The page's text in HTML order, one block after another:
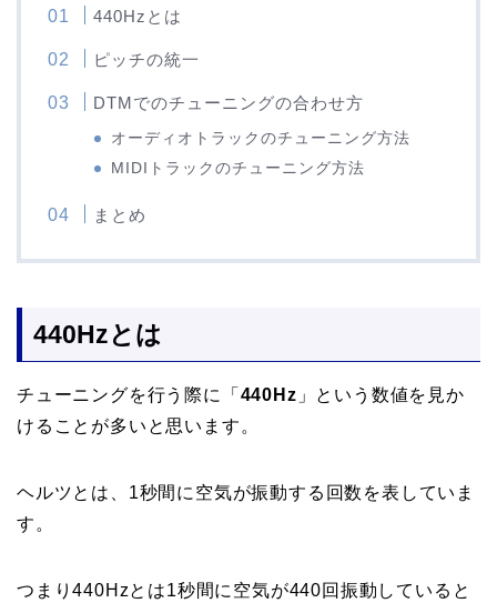
440Hzとは
ピッチの統一
DTMでのチューニングの合わせ方
オーディオトラックのチューニング方法
MIDIトラックのチューニング方法
まとめ
440Hzとは
チューニングを行う際に「 440Hz 」という数値を見か
けることが多いと思います。
ヘルツとは、1秒間に空気が振動する回数を表していま
す。
つまり440Hzとは1秒間に空気が440回振動していると